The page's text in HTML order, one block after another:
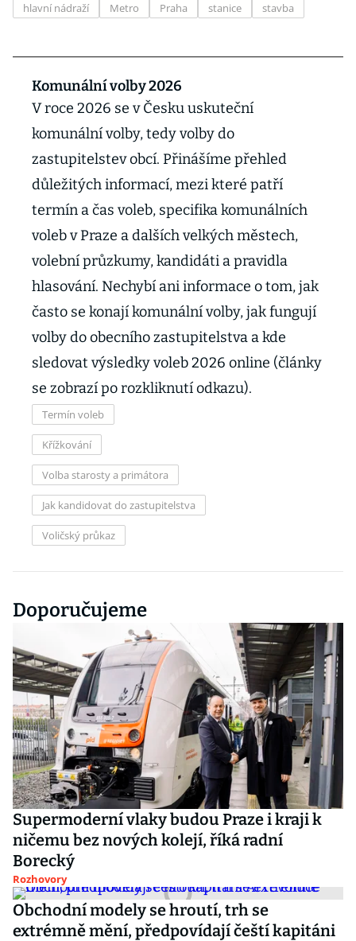
hlavní nádraží Metro Praha stanice stavba
Komunální volby 2026
V roce 2026 se v Česku uskuteční
komunální volby, tedy volby do
zastupitelstev obcí. Přinášíme přehled
důležitých informací, mezi které patří
termín a čas voleb, specifika komunálních
voleb v Praze a dalších velkých městech,
volební průzkumy, kandidáti a pravidla
hlasování. Nechybí ani informace o tom, jak
často se konají komunální volby, jak fungují
volby do obecního zastupitelstva a kde
sledovat výsledky voleb 2026 online (články
se zobrazí po rozkliknutí odkazu).
Termín voleb
Křížkování
Volba starosty a primátora
Jak kandidovat do zastupitelstva
Voličský průkaz
Doporučujeme
Supermoderní vlaky budou Praze i kraji k
ničemu bez nových kolejí, říká radní
Borecký
Rozhovory
Obchodní modely se hroutí, trh se
extrémně mění, předpovídají čeští kapitáni